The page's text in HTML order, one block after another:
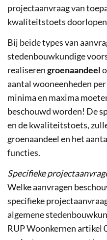
projectaanvraag van
kwaliteitstoets
Bij beide types van
stedenbouwkundige
realiserengroenaandeel
aantal wooneenheden
minima en maxima
beschouwd worden! De
en de kwaliteitstoets,
groenaandeel en het
functies.
Specifieke
Welke aanvragen
specifieke
algemene
RUP Woonkernen artikel